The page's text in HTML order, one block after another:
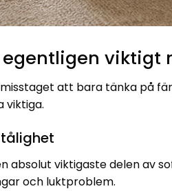
viktigt
att bara tänka på
viktiga.
tålighet
absolut viktigaste delen av
och luktproblem.